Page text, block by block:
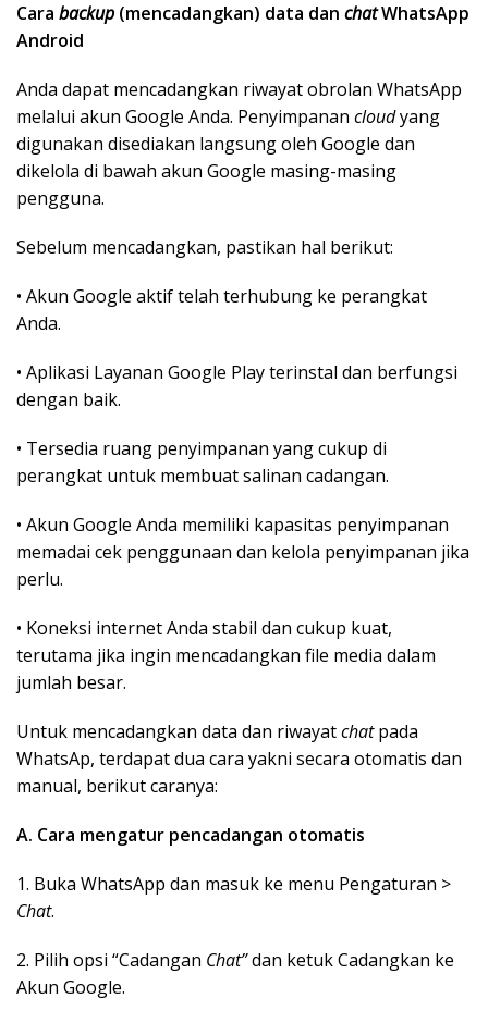
Cara backup (mencadangkan) data dan chatWhatsApp
Android
Anda dapat mencadangkan riwayat obrolan WhatsApp
melalui akun Google Anda. Penyimpanan cloudyang
digunakan disediakan langsung oleh Google dan
dikelola di bawah akun Google masing-masing
pengguna.
Sebelum mencadangkan, pastikan hal berikut:
• Akun Google aktif telah terhubung ke perangkat
Anda.
• Aplikasi Layanan Google Play terinstal dan berfungsi
dengan baik.
• Tersedia ruang penyimpanan yang cukup di
perangkat untuk membuat salinan cadangan.
• Akun Google Anda memiliki kapasitas penyimpanan
memadai cek penggunaan dan kelola penyimpanan jika
perlu.
• Koneksi internet Anda stabil dan cukup kuat,
terutama jika ingin mencadangkan file media dalam
jumlah besar.
Untuk mencadangkan data dan riwayatchatpada
WhatsAp, terdapat dua cara yakni secara otomatis dan
manual, berikut caranya:
A. Cara mengatur pencadangan otomatis
1. Buka WhatsApp dan masuk ke menu Pengaturan >
Chat.
2. Pilih opsi “Cadangan Chat”dan ketuk Cadangkan ke
Akun Google.